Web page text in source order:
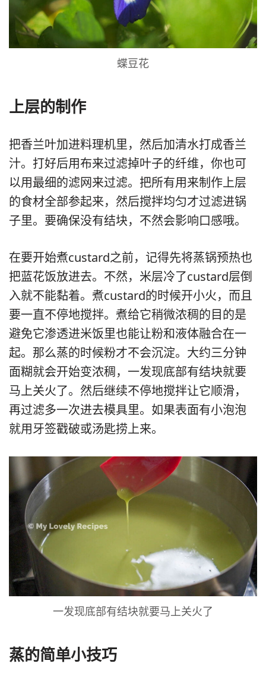
蝶豆花
上层的制作
把香兰叶加进料理机里，然后加清水打成香兰
汁。打好后用布来过滤掉叶子的纤维，你也可
以用最细的滤网来过滤。把所有用来制作上层
的食材全部参起来，然后搅拌均匀才过滤进锅
子里。要确保没有结块，不然会影响口感哦。
在要开始煮custard之前，记得先将蒸锅预热也
把蓝花饭放进去。不然，米层冷了custard层倒
入就不能黏着。煮custard的时候开小火，而且
要一直不停地搅拌。煮给它稍微浓稠的目的是
避免它渗透进米饭里也能让粉和液体融合在一
起。那么蒸的时候粉才不会沉淀。大约三分钟
面糊就会开始变浓稠，一发现底部有结块就要
马上关火了。然后继续不停地搅拌让它顺滑，
再过滤多一次进去模具里。如果表面有小泡泡
就用牙签戳破或汤匙捞上来。
一发现底部有结块就要马上关火了
蒸的简单小技巧